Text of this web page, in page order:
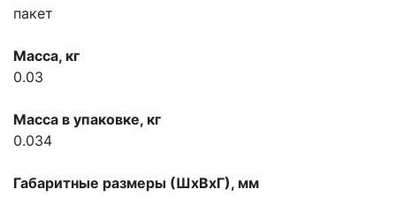
пакет
Масса, кг
0.03
Масса в упаковке, кг
0.034
Габаритные размеры (ШхВхГ), мм